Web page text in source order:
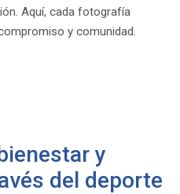
Aquí, cada fotografía
y comunidad.
y
del deporte